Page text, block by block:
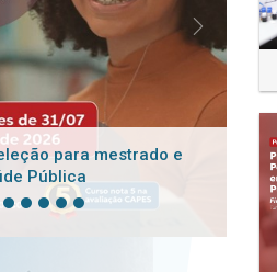
empresa para aplicação de
inglesa em processos
Next